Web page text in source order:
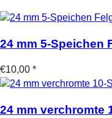
24 mm 5-Speichen
€10,00 *
24 mm verchromte